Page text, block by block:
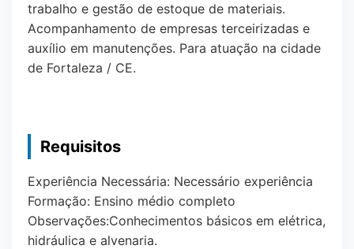
trabalho e gestão de estoque de materiais.
Acompanhamento de empresas terceirizadas e
auxílio em manutenções. Para atuação na cidade
de Fortaleza / CE.
Requisitos
Experiência Necessária: Necessário experiência
Formação: Ensino médio completo
Observações:Conhecimentos básicos em elétrica,
hidráulica e alvenaria.